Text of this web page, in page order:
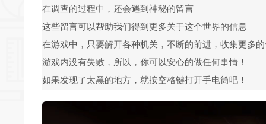
在调查的过程中，还会遇到神秘的留言
这些留言可以帮助我们得到更多关于这个世界的信息
在游戏中，只要解开各种机关，不断的前进，收集更多
游戏内没有失败，所以，你可以安心的做任何事情！
如果发现了太黑的地方，就按空格键打开手电筒吧！